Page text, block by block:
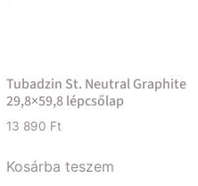
Tubadzin St. Neutral Graphite
29,8×59,8 lépcsőlap
13 890 Ft
Kosárba teszem